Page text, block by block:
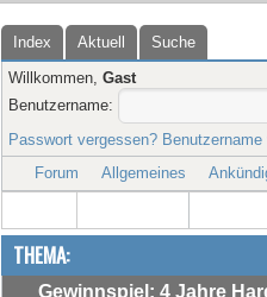
Index Aktuell
Suche
Willkommen, Gast
Benutzername:
Passwort vergessen?
Forum
Allgemeines
THEMA:
Gewinnspiel: 4 Jahre